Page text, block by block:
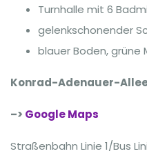
Turnhalle mit 6
gelenkschonender
blauer Boden, grüne
Konrad-Adenauer-Allee
–> Google Maps
Straßenbahn Linie 1/Bus